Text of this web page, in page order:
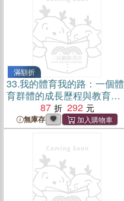
滿額折
33.我的體育我的路：一個體
育群體的成長歷程與教育傳
承（簡體書）
87 292
無庫存